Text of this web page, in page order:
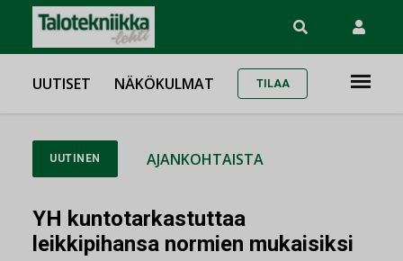
UUTISET NÄKÖKULMAT TILAA
UUTINEN AJANKOHTAISTA
YH kuntotarkastuttaa
leikkipihansa normien mukaisiksi